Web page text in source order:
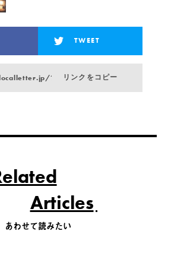
TWEET
?p=842リンクをコピー
Articles
あわせて読みたい